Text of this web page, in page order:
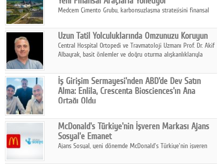
Medcem Çimento Grubu, karbonsuzlaşma stratejisini finansal
Uzun Tatil Yolculuklarında Omzunuzu Koruyun
Central Hospital Ortopedi ve Travmatoloji Uzmanı Prof. Dr. Akif
Albayrak, basit önlemler ve doğru oturma alışkanlıklarıyla
İş Girişim Sermayesi'nden ABD'de Dev Satın
Alma: Enlila, Crescenta Biosciences'ın Ana
Ortağı Oldu
stratejisini uluslararası ölçeğe taşıyan satın alma hamlesini
tamamladı.
McDonald's Türkiye'nin İşveren Markası Ajans
Sosyal'e Emanet
Ajans Sosyal, yeni dönemde McDonald's Türkiye'nin işveren